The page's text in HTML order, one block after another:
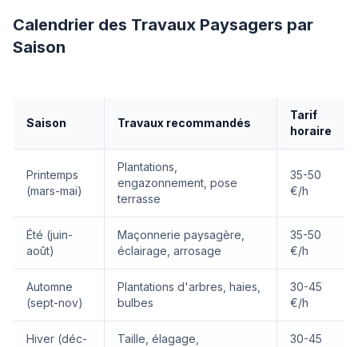
Calendrier des Travaux Paysagers par
Saison
Saison Travaux recommandés
Tarif
horaire
Printemps
(mars-mai)
Plantations,
engazonnement, pose
terrasse
35-50
€/h
Été (juin-
août)
Maçonnerie paysagère,
éclairage, arrosage
35-50
€/h
Automne
(sept-nov)
Plantations d'arbres, haies,
bulbes
30-45
€/h
Hiver (déc-
Taille, élagage,
30-45